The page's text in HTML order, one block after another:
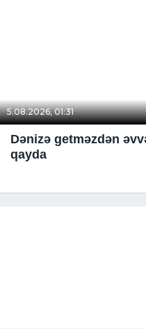
5.08.2026, 01:31
Dənizə getməzdən
qayda